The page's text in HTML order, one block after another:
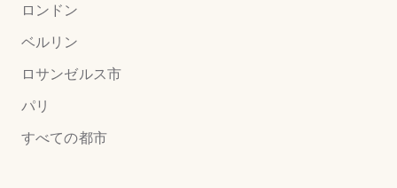
ロンドン
ベルリン
ロサンゼルス市
パリ
すべての都市